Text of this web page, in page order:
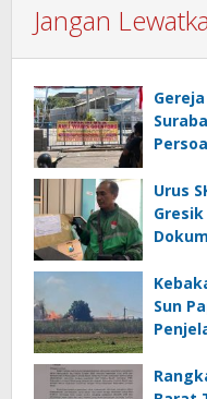
Jangan
Urus
Sun